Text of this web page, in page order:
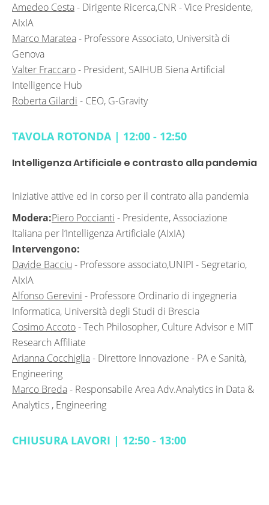
Amedeo Cesta- Dirigente Ricerca,CNR - Vice Presidente,
AIxIA
Marco Maratea- Professore Associato, Università di
Genova
Valter Fraccaro- President, SAIHUB Siena Artificial
Intelligence Hub
Roberta Gilardi - CEO, G-Gravity
TAVOLA ROTONDA | 12:00 - 12:50
Intelligenza Artificiale e contrasto alla pandemia
Iniziative attive ed in corso per il contrato alla pandemia
Modera:Piero Poccianti - Presidente, Associazione
Italiana per l’Intelligenza Artificiale (AIxIA)
Intervengono:
Davide Bacciu - Professore associato,UNIPI - Segretario,
AIxIA
Alfonso Gerevini - Professore Ordinario di ingegneria
Informatica, Università degli Studi di Brescia
Cosimo Accoto-Tech Philosopher, Culture Advisor e MIT
Research Affiliate
Arianna Cocchiglia- Direttore Innovazione - PA e Sanità,
Engineering
Marco Breda- Responsabile Area Adv.Analytics in Data &
Analytics ​, Engineering
CHIUSURA LAVORI | 12:50 - 13:00